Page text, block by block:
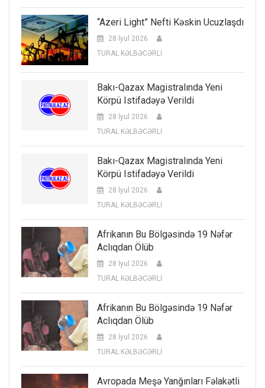
“Azeri Light” Nefti Kəskin Ucuzlaşdı
28 İyul 2026
TURAL KƏLBƏCƏRLİ
Bakı-Qazax Magistralında Yeni
Körpü Istifadəyə Verildi
28 İyul 2026
TURAL KƏLBƏCƏRLİ
Bakı-Qazax Magistralında Yeni
Körpü Istifadəyə Verildi
28 İyul 2026
TURAL KƏLBƏCƏRLİ
Afrikanın Bu Bölgəsində 19 Nəfər
Aclıqdan Ölüb
28 İyul 2026
TURAL KƏLBƏCƏRLİ
Afrikanın Bu Bölgəsində 19 Nəfər
Aclıqdan Ölüb
28 İyul 2026
TURAL KƏLBƏCƏRLİ
Avropada Meşə Yanğınları Fəlakətli